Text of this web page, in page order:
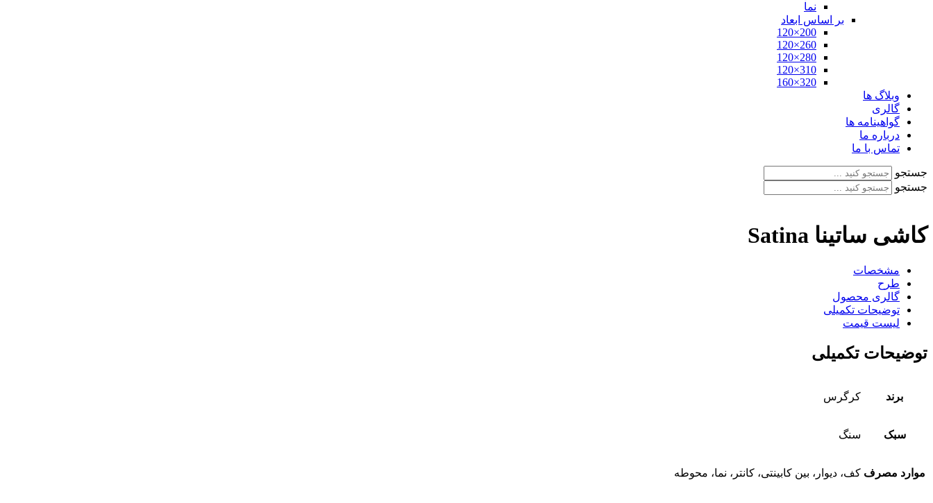
نما
بر اساس ابعاد
200×120
260×120
280×120
310×120
320×160
وبلاگ ها
گالری
گواهینامه ها
درباره ما
تماس با ما
جستجو
جستجو
کاشی ساتینا Satina
مشخصات
طرح
گالری محصول
توضیحات تکمیلی
لیست قیمت
توضیحات تکمیلی
برند کرگرس
سبک سنگ
موارد مصرف کف، دیوار، بین کابینتی، کانتر، نما، محوطه